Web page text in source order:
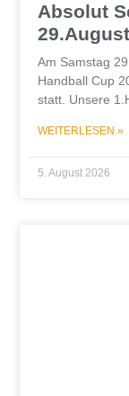
Absolut
29.August
Am Samstag
Handball Cup
statt. Unsere
WEITERLESEN »
5. August 2026